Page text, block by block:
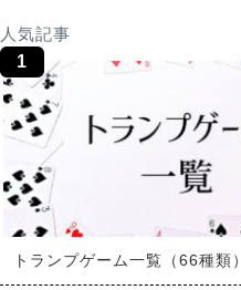
人気記事
トランプゲーム一覧（66種類）